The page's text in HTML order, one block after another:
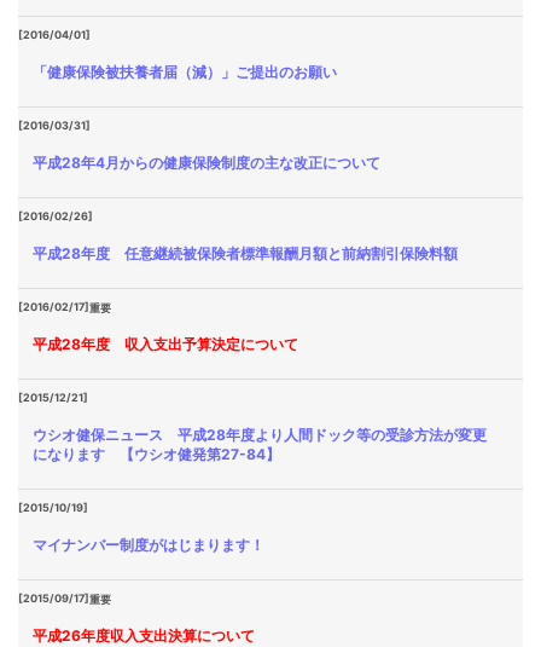
[2016/04/01]
「健康保険被扶養者届（減）」ご提出のお願い
[2016/03/31]
平成28年4月からの健康保険制度の主な改正について
[2016/02/26]
平成28年度 任意継続被保険者標準報酬月額と前納割引保険料額
[2016/02/17]重要
平成28年度 収入支出予算決定について
[2015/12/21]
ウシオ健保ニュース 平成28年度より人間ドック等の受診方法が変更
になります 【ウシオ健発第27-84】
[2015/10/19]
マイナンバー制度がはじまります！
[2015/09/17]重要
平成26年度収入支出決算について